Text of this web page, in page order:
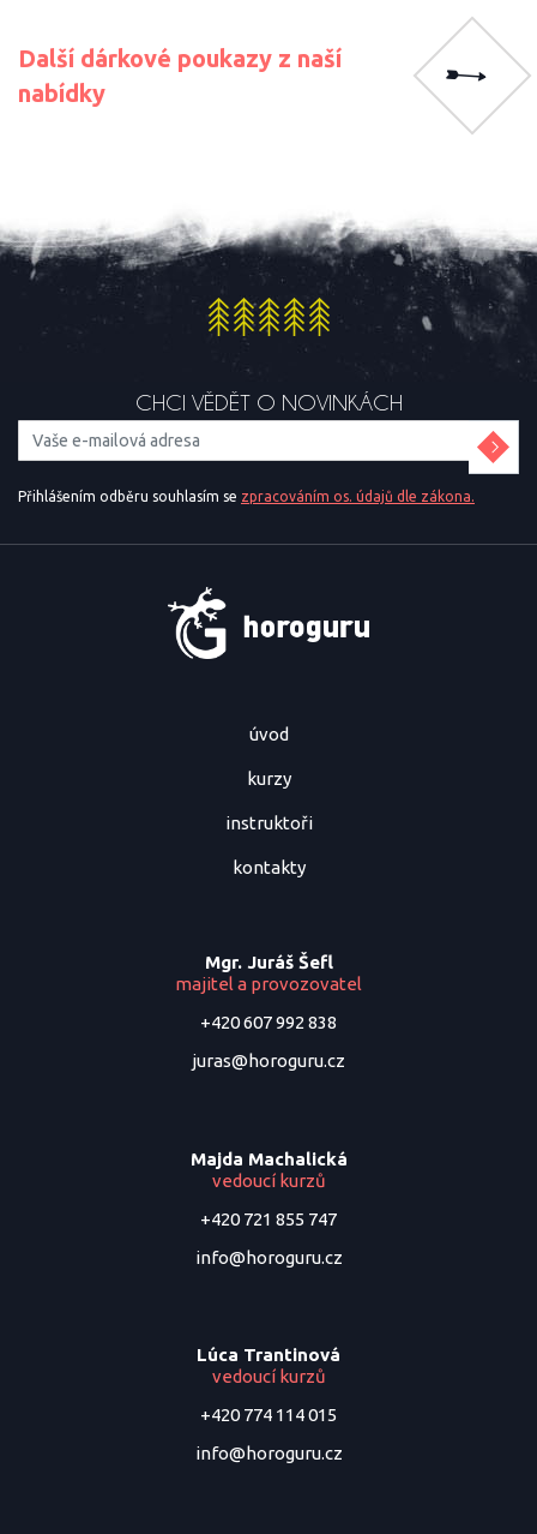
Další dárkové poukazy z naší
nabídky
CHCI VĚDĚT O NOVINKÁCH
Přihlášením odběru souhlasím se zpracováním os. údajů dle zákona.
úvod
kurzy
instruktoři
kontakty
Mgr. Juráš Šefl
majitel a provozovatel
+420 607 992 838
juras@horoguru.cz
Majda Machalická
vedoucí kurzů
+420 721 855 747
info@horoguru.cz
Lúca Trantinová
vedoucí kurzů
+420 774 114 015
info@horoguru.cz